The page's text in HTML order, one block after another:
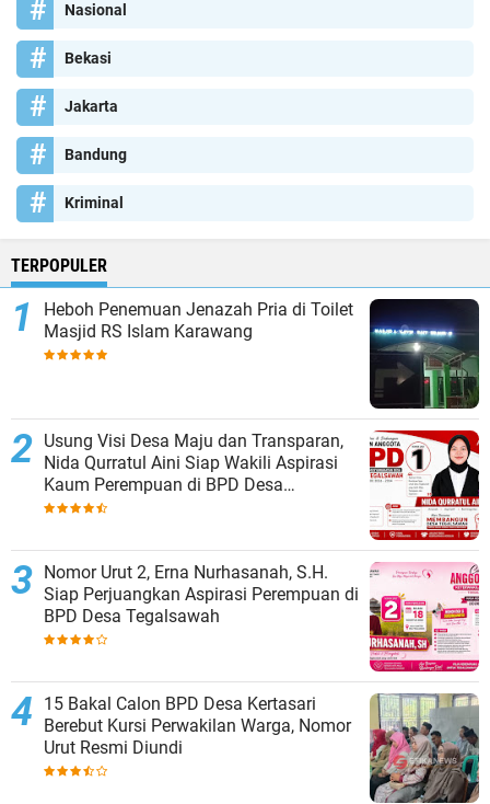
Nasional
Bekasi
Jakarta
Bandung
Kriminal
TERPOPULER
Heboh Penemuan Jenazah Pria di Toilet
Masjid RS Islam Karawang
Usung Visi Desa Maju dan Transparan,
Nida Qurratul Aini Siap Wakili Aspirasi
Kaum Perempuan di BPD Desa
Tegalsawah
Nomor Urut 2, Erna Nurhasanah, S.H.
Siap Perjuangkan Aspirasi Perempuan di
BPD Desa Tegalsawah
15 Bakal Calon BPD Desa Kertasari
Berebut Kursi Perwakilan Warga, Nomor
Urut Resmi Diundi